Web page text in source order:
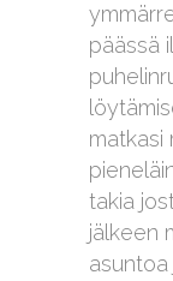
päässä
matkasi
takia
jälkeen